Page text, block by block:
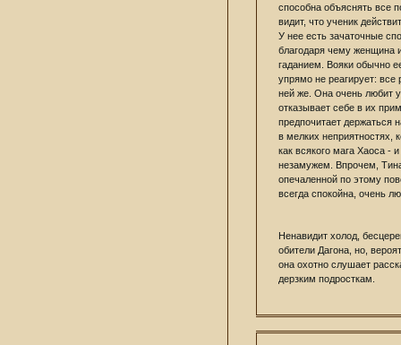
способна объяснять все
видит, что ученик
У нее есть зачаточные
благодаря чему женщина
гаданием. Вояки обычно
упрямо не реагирует: все
ней же. Она очень любит
отказывает себе в их
предпочитает держаться
в мелких неприятностях,
как всякого мага Хаоса -
незамужем. Впрочем,
опечаленной по этому
всегда спокойна, очень
Ненавидит холод,
обители Дагона, но,
она охотно слушает
дерзким подросткам.